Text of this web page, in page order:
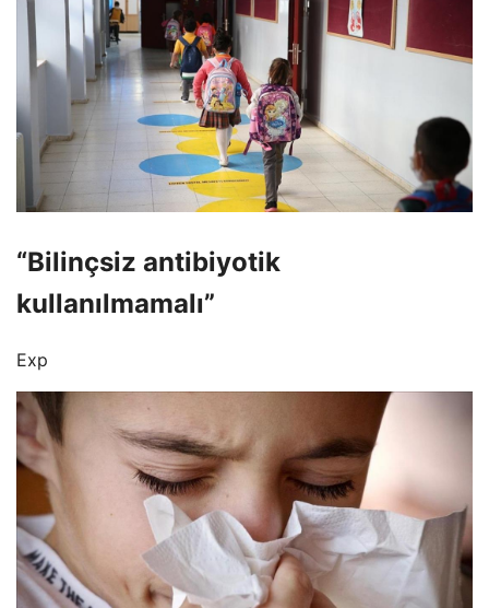
“Bilinçsiz antibiyotik
kullanılmamalı”
Exp